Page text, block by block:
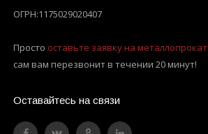
ОГРН:1175029020407
Просто оставьте заявку на металлопрокат
сам вам перезвонит в течении 20 минут!
Оставайтесь на связи